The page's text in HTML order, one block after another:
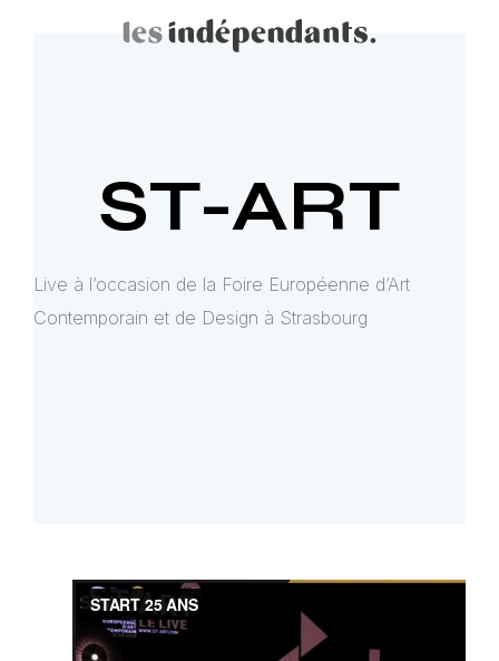
ST-ART
Live à l’occasion de la Foire Européenne d’Art
Contemporain et de Design à Strasbourg